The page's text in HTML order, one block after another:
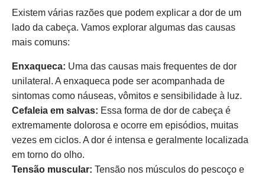
Existem várias razões que podem explicar a dor de um
lado da cabeça. Vamos explorar algumas das causas
mais comuns:
Enxaqueca: Uma das causas mais frequentes de dor
unilateral. A enxaqueca pode ser acompanhada de
sintomas como náuseas, vômitos e sensibilidade à luz.
Cefaleia em salvas: Essa forma de dor de cabeça é
extremamente dolorosa e ocorre em episódios, muitas
vezes em ciclos. A dor é intensa e geralmente localizada
em torno do olho.
Tensão muscular: Tensão nos músculos do pescoço e